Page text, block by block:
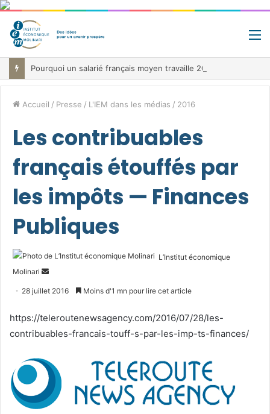
Accueil / Presse / L'IEM dans les médias / 2016
Les contribuables
français étouffés par
les impôts — Finances
Publiques
L’Institut économique
Molinari
Envoyer
28 juillet 2016 Moins d'1 mn pour lire cet article
https://teleroutenewsagency.com/2016/07/28/les-
contribuables-francais-touff-s-par-les-imp-ts-finances/